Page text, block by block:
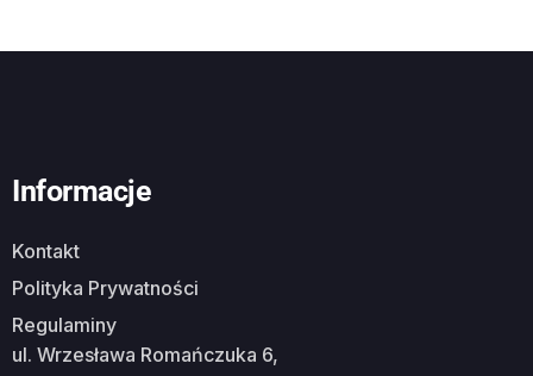
Informacje
Kontakt
Polityka Prywatności
Regulaminy
ul. Wrzesława Romańczuka 6,